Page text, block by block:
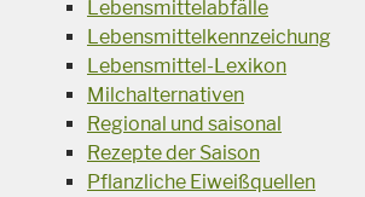
Lebensmittelabfälle
Lebensmittelkennzeichung
Lebensmittel-Lexikon
Milchalternativen
Regional und saisonal
Rezepte der Saison
Pflanzliche Eiweißquellen